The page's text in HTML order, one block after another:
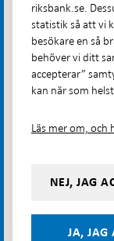
Frågor och
Till
Presskontakt
Följ oss på
Dela på:
Dela
riksbank.se.
statistik så att vi
besökare en så
behöver vi ditt
accepterar”
kan när som
Läs mer om, och
NEJ, JAG
JA, JAG